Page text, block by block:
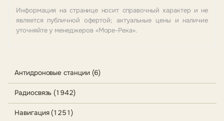
Информация на странице носит справочный характер и не
является публичной офертой; актуальные цены и наличие
уточняйте у менеджеров «Море-Река».
Антидроновые станции (6)
Радиосвязь (1942)
Навигация (1251)